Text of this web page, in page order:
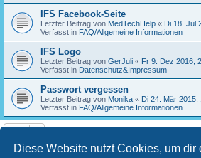
Diese Website nutzt Cookies, um dir
IFS Facebook-Seite
Letzter Beitrag von MedTechHelp « Di 18. Jul
Verfasst in FAQ/Allgemeine Informationen
IFS Logo
Letzter Beitrag von GerJuli « Fr 9. Dez 2016,
Verfasst in Datenschutz&Impressum
Passwort vergessen
Letzter Beitrag von Monika « Di 24. Mär 2015,
Verfasst in FAQ/Allgemeine Informationen
Die Suche ergab 17 Treffer •